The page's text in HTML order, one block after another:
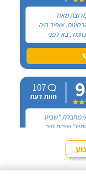
מרוצה מאוד
אופיר היה
בא לפני
את המיקום של
המחיר היה הוגן
מילה ועמד בה
היה אמין מאוד,
שהיה לי נוח,
והשאיר נקי
- מומלץ בחום!
107
חוות דעת
מחברת "שביט
שירות טוב,
מזמן, כשהתפוצץ
שמש של הדירה.